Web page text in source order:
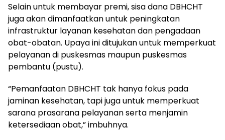
Selain untuk membayar premi, sisa dana DBHCHT
juga akan dimanfaatkan untuk peningkatan
infrastruktur layanan kesehatan dan pengadaan
obat-obatan. Upaya ini ditujukan untuk memperkuat
pelayanan di puskesmas maupun puskesmas
pembantu (pustu).
“Pemanfaatan DBHCHT tak hanya fokus pada
jaminan kesehatan, tapi juga untuk memperkuat
sarana prasarana pelayanan serta menjamin
ketersediaan obat,” imbuhnya.